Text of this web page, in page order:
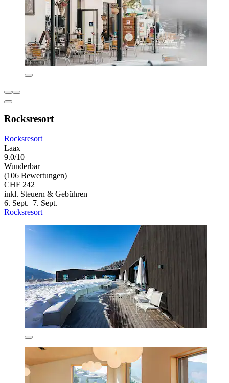
Rocksresort
Rocksresort
Laax
9.0/10
Wunderbar
(106 Bewertungen)
CHF 242
inkl. Steuern & Gebühren
6. Sept.–7. Sept.
Rocksresort